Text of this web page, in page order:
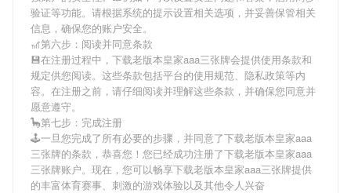
验证等功能。请根据系统的提示设置相关选项，并妥善保管相关
信息，确保您的账户安全。
🎢第六步：阅读并同意条款
💾在注册过程中， 下载老版本皇家aaa三张牌会提供使用条款和
规定供您阅读。这些条款包括平台的使用规范、隐私政策等内
容。在注册之前，请仔细阅读并理解这些条款，并确保您同意并
愿意遵守。
🦕第七步：完成注册
🕹一旦您完成了所有必要的步骤，并同意了下载老版本皇家aaa
三张牌的条款，恭喜您！您已经成功注册了下载老版本皇家aaa
三张牌账户。现在，您可以畅享下载老版本皇家aaa三张牌提供
的丰富体育赛事、刺激的游戏体验以及其他令人兴奋